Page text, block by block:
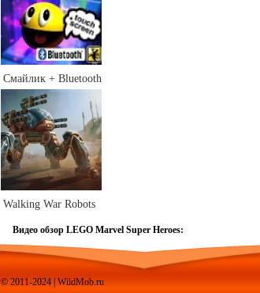
Смайлик + Bluetooth
Walking War Robots
Видео обзор LEGO Marvel Super Heroes:
© 2011-2024 | WildMob.ru